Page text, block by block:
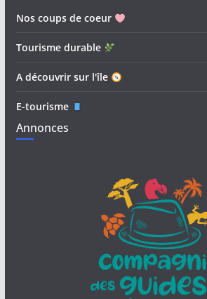
Nos coups de coeur
Tourisme durable
A découvrir sur l'île
E-tourisme
Annonces